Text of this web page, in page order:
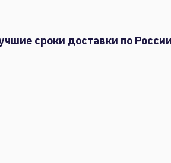
сроки доставки по